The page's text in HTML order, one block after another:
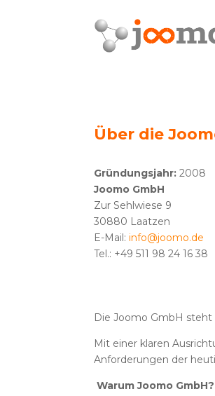
Über die
Gründungsjahr: 2008
Joomo GmbH
Zur Sehlwiese 9
30880 Laatzen
E-Mail:info@joomo.de
Tel.: +49 511 98 24 16 38
Die Joomo GmbH
Mit einer klaren
Anforderungen der
Warum Joomo GmbH?